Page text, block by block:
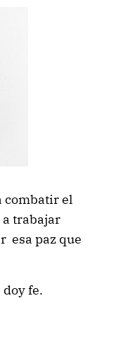
combatir el
trabajar
esa paz que
doy fe.